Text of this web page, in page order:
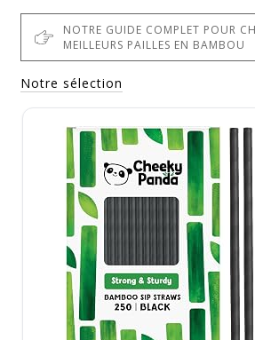
NOTRE GUIDE COMPLET POUR
MEILLEURS PAILLES EN BAMBOU
Notre sélection